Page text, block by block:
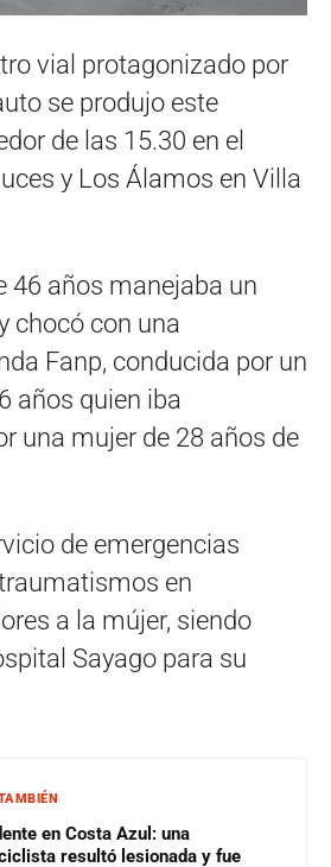
vial protagonizado por
se produjo este
de las 15.30 en el
y Los Álamos en Villa
46 años manejaba un
chocó con una
Fanp, conducida por un
años quien iba
una mujer de 28 años de
de emergencias
en
a la mújer, siendo
Sayago para su
en Costa Azul: una
resultó lesionada y fue